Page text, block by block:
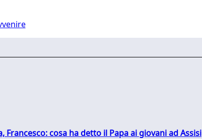
cosa ha detto il Papa ai giovani ad Assisi